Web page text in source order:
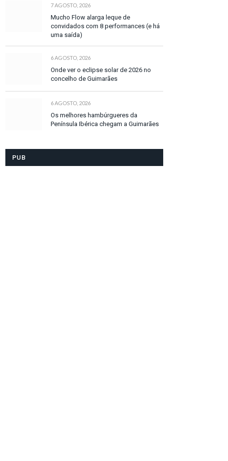
7 AGOSTO, 2026
Mucho Flow alarga leque de
convidados com 8 performances (e há
uma saída)
6 AGOSTO, 2026
Onde ver o eclipse solar de 2026 no
concelho de Guimarães
6 AGOSTO, 2026
Os melhores hambúrgueres da
Península Ibérica chegam a Guimarães
PUB